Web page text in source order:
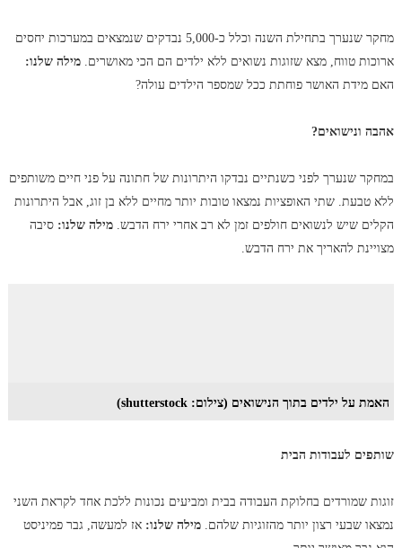
מחקר שנערך בתחילת השנה וכלל כ-5,000 נבדקים שנמצאים במערכות יחסים
ארוכות טווח, מצא שזוגות נשואים ללא ילדים הם הכי מאושרים. מילה שלנו:
האם מידת האושר פוחתת ככל שמספר הילדים עולה?
אהבה ונישואים?
במחקר שנערך לפני כשנתיים נבדקו היתרונות של חתונה על פני חיים משותפים
ללא טבעת. שתי האופציות נמצאו טובות יותר מחיים ללא בן זוג, אבל היתרונות
הקלים שיש לנשואים חולפים זמן לא רב אחרי ירח הדבש. מילה שלנו: סיבה
מצויינת להאריך את ירח הדבש.
האמת על ילדים בתוך הנישואים (צילום: shutterstock)
שותפים לעבודות הבית
זוגות שמורדים בחלוקת העבודה בבית ומביעים נכונות ללכת אחד לקראת השני
נמצאו שבעי רצון יותר מהזוגיות שלהם. מילה שלנו: אז למעשה, גבר פמיניסט